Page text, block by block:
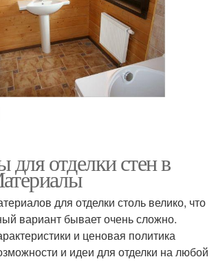
для отделки стен в
для отделки столь велико, что
вариант бывает очень сложно.
и ценовая политика
и идеи для отделки на любой